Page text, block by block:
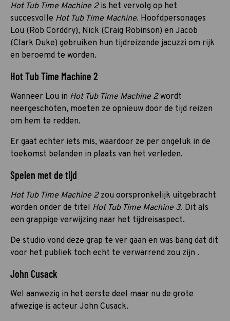
Hot Tub Time Machine 2is het vervolg op het
succesvolle Hot Tub Time Machine. Hoofdpersonages
Lou (Rob Corddry), Nick (Craig Robinson) en Jacob
(Clark Duke) gebruiken hun tijdreizende jacuzzi om rijk
en beroemd te worden.
Hot Tub Time Machine 2
Wanneer Lou in Hot Tub Time Machine 2wordt
neergeschoten, moeten ze opnieuw door de tijd reizen
om hem te redden.
Er gaat echter iets mis, waardoor ze per ongeluk in de
toekomst belanden in plaats van het verleden.
Spelen met de tijd
Hot Tub Time Machine 2zou oorspronkelijk uitgebracht
worden onder de titel Hot Tub Time Machine 3. Dit als
een grappige verwijzing naar het tijdreisaspect.
De studio vond deze grap te ver gaan en was bang dat dit
voor het publiek toch echt te verwarrend zou zijn .
John Cusack
Wel aanwezig in het eerste deel maar nu de grote
afwezige is acteur John Cusack.